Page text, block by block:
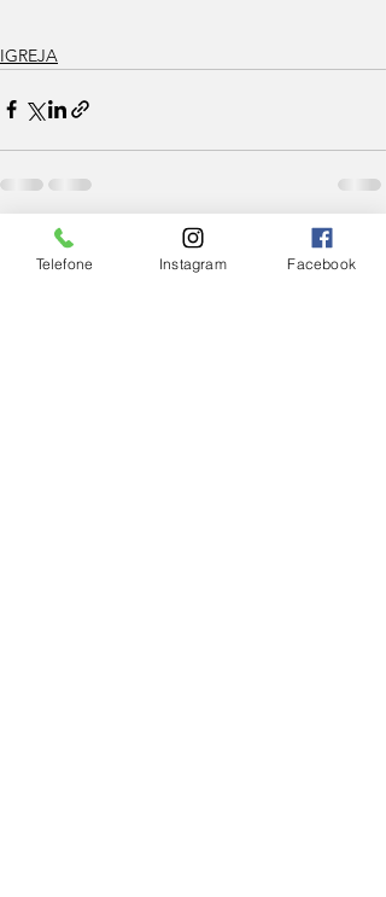
IGREJA
Posts Relacionados Ver tudo
Telefone Instagram Facebook